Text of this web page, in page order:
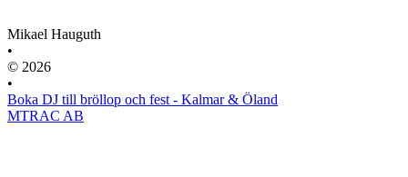
Mikael Hauguth
•
© 2026
•
Boka DJ till bröllop och fest - Kalmar & Öland
MTRAC AB